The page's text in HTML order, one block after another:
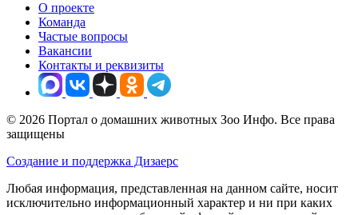
О проекте
Команда
Частые вопросы
Вакансии
Контакты и реквизиты
© 2026 Портал о домашних животных Зоо Инфо. Все права
защищены
Создание и поддержка Дизаерс
Любая информация, представленная на данном сайте, носит
исключительно информационный характер и ни при каких